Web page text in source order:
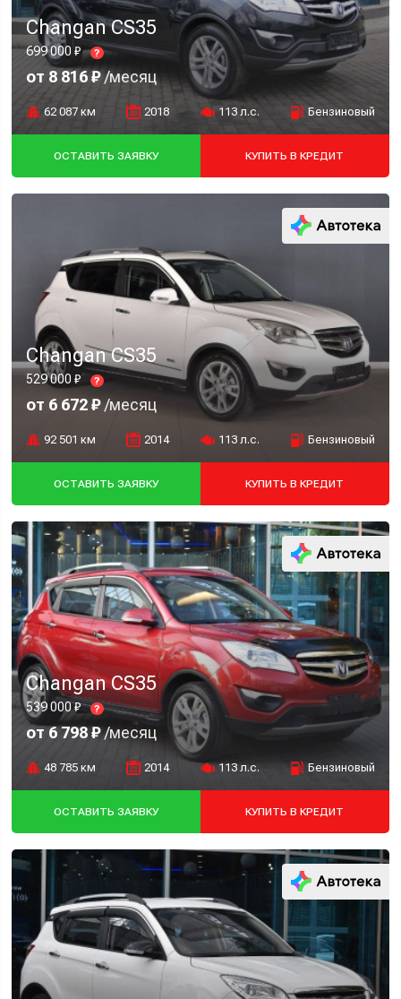
Changan CS35
699 000 ₽ ?
от 8 816 ₽/месяц
62 087 км 2018 113 л.с. Бензиновый
ОСТАВИТЬ ЗАЯВКУ КУПИТЬ В КРЕДИТ
Changan CS35
529 000 ₽ ?
от 6 672 ₽/месяц
92 501 км 2014 113 л.с. Бензиновый
ОСТАВИТЬ ЗАЯВКУ КУПИТЬ В КРЕДИТ
Changan CS35
539 000 ₽ ?
от 6 798 ₽/месяц
48 785 км 2014 113 л.с. Бензиновый
ОСТАВИТЬ ЗАЯВКУ КУПИТЬ В КРЕДИТ